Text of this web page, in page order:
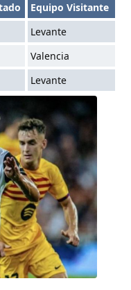
Equipo Visitante
Levante
Valencia
Levante